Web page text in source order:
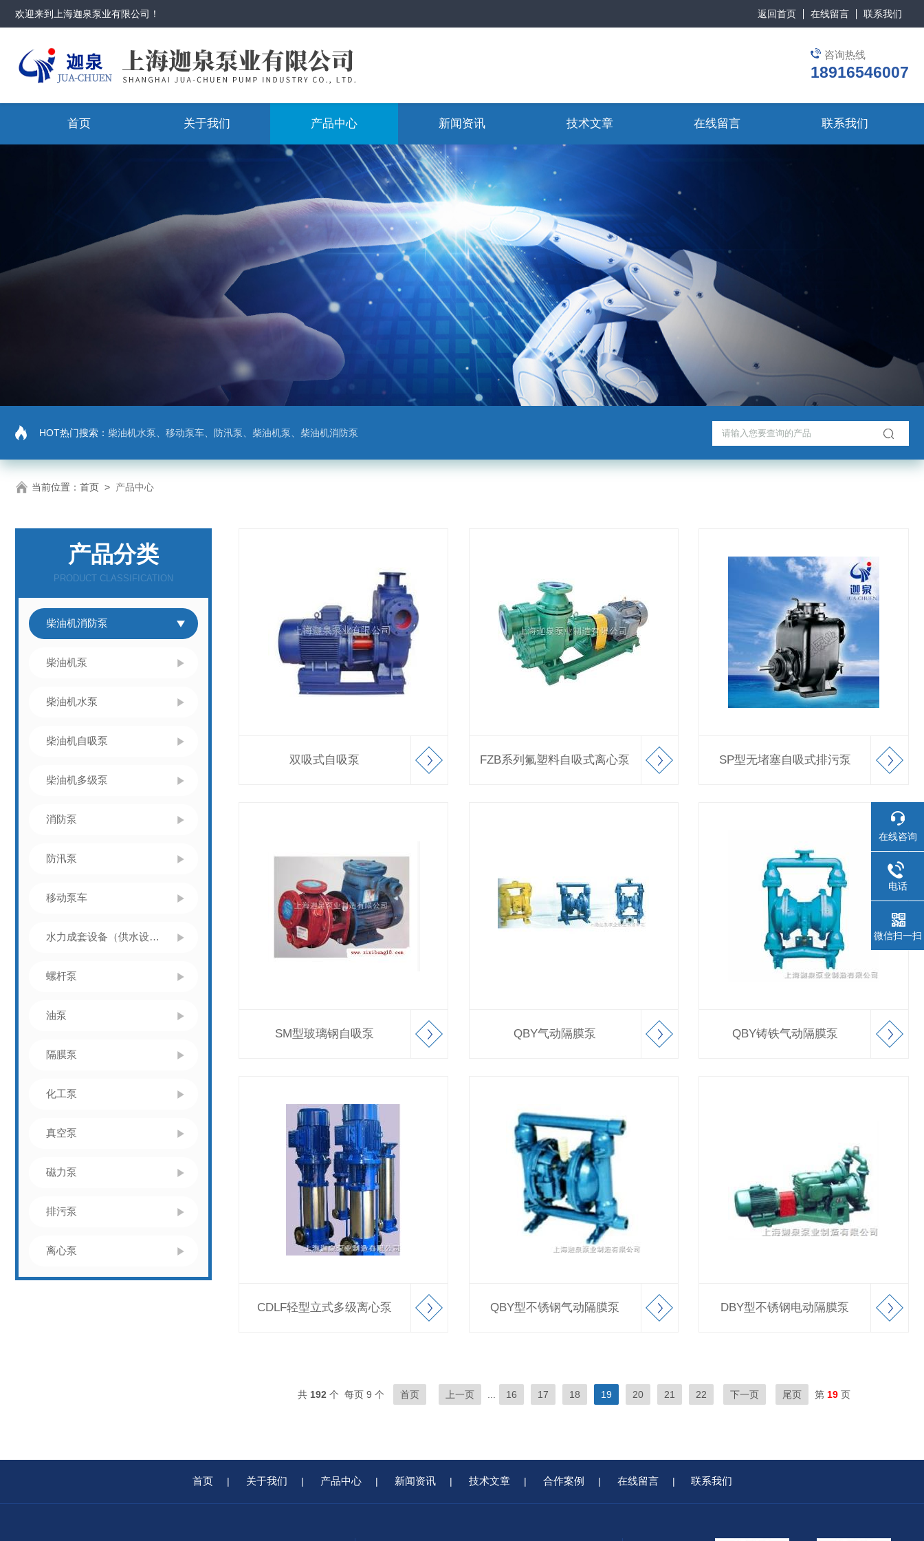
欢迎来到 上海迦泉泵业有限公司 ！ 返回首页 在线留言 联系我们
咨询热线
18916546007
首页 关于我们 产品中心 新闻资讯 技术文章 在线留言 联系我们
HOT热门搜索： 柴油机水泵、移动泵车、防汛泵、柴油机泵、柴油机消防泵
当前位置： 首页 > 产品中心
产品分类
PRODUCT CLASSIFICATION
柴油机消防泵
柴油机泵
柴油机水泵
柴油机自吸泵
柴油机多级泵
消防泵
防汛泵
移动泵车
水力成套设备（供水设备）
螺杆泵
油泵
隔膜泵
化工泵
真空泵
磁力泵
排污泵
离心泵
双吸式自吸泵 FZB系列氟塑料自吸式离心泵 SP型无堵塞自吸式排污泵
SM型玻璃钢自吸泵 QBY气动隔膜泵 QBY铸铁气动隔膜泵
CDLF轻型立式多级离心泵 QBY型不锈钢气动隔膜泵 DBY型不锈钢电动隔膜泵
共 192 个 每页 9 个 首页 上一页 16 17 18 19 20 21 22 下一页 尾页 第 19页
首页 | 关于我们 | 产品中心 | 新闻资讯 | 技术文章 | 合作案例 | 在线留言 | 联系我们
在线咨询
电话
微信扫一扫